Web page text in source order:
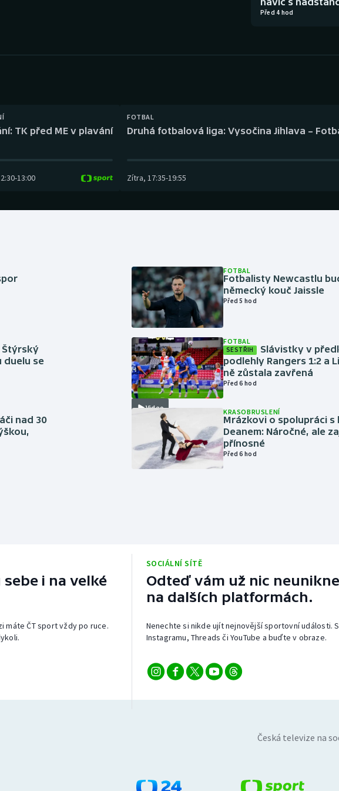
Před 4 hod
TK před ME v plavání
-13:00
FOTBAL
Druhá fotbalová liga: Vysočina Jihlava –
Zítra, 17:35-19:55
Štýrský
duelu se
nad 30
FOTBAL
Fotbalisty Newcastlu
německý kouč Jaissle
Před 5 hod
Video
FOTBAL
SESTŘIH
Slávistky v
podlehly Rangers 1:2 a
ně zůstala zavřená
Před 6 hod
KRASOBRUSLENÍ
Mrázkovi o spolupráci s
Deanem: Náročné, ale
přínosné
Před 6 hod
i na velké
máte ČT sport vždy po ruce.
SOCIÁLNÍ SÍTĚ
Odteď vám už nic
na dalších platformách.
Nenechte si nikde ujít nejnovější sportovní události.
Instagramu, Threads či YouTube a buďte v obraze.
Česká televize na